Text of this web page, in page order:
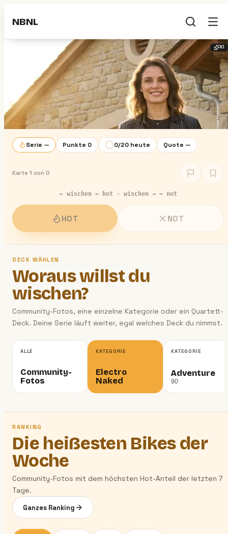
NBNL
KI
Hot or Not
Serie — Punkte 0 0/20 heute Quote —
Karte 1 von 0
← wischen = hot · wischen → = not
HOT NOT
DECK WÄHLEN
Woraus willst du
wischen?
Community-Fotos, eine einzelne Kategorie oder ein Quartett-
Deck. Deine Serie läuft weiter, egal welches Deck du nimmst.
ALLE
Community-
Fotos
KATEGORIE
Electro
Naked
KATEGORIE
Adventure
90
RANKING
Die heißesten Bikes der
Woche
Community-Fotos mit dem höchsten Hot-Anteil der letzten 7
Tage.
Ganzes Ranking